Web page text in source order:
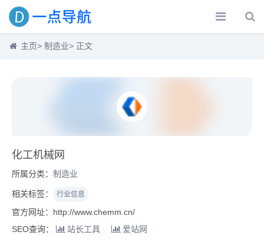
主页> 制造业> 正文
化工机械网
所属分类： 制造业
相关标签： 行业信息
官方网址：http://www.chemm.cn/
SEO查询：
站长工具 爱站网